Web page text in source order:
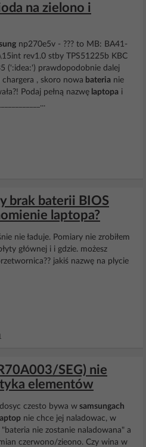
na zielono i
np270e5v - ??? to MB: BA41-
rev1.0 stby TPS51225b KBC
(':idea:') prawdopodobnie dalej
, skoro nowa bateria nie
Podaj pełną nazwę laptopa i
brak baterii BIOS
laptopa?
nie ładuje. Pomiary nie zrobiłem
głównej i i gdzie. możesz
jakiś nazwę na plycie
SEG) nie
elementów
czesto bywa w samsungach
laptop nie chce jej naladowac, w
nie zostanie naladowana" a
czerwono/zieono. Czy wina w